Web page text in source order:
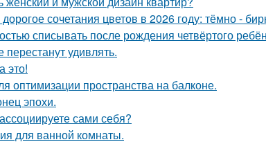
сочетания цветов в 2026 году: тёмно -
списывать после рождения четвёртого
удивлять.
это!
оптимизации пространства на балконе.
эпохи.
сами себя?
для ванной комнаты.